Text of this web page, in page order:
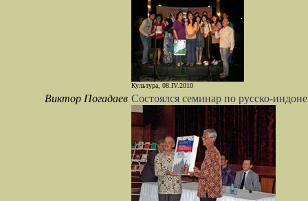
Культура, 08.IV.2010
Виктор Погадаев Состоялся семинар по русско-